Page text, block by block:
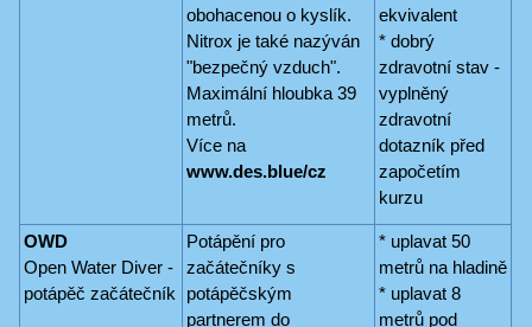
obohacenou o kyslík.
Nitrox je také nazýván
"bezpečný vzduch".
Maximální hloubka 39
metrů.
Více na
www.des.blue/cz
ekvivalent
* dobrý
zdravotní stav -
vyplněný
zdravotní
dotazník před
započetím
kurzu
OWD
Open Water Diver -
potápěč začátečník
Potápění pro
začátečníky s
potápěčským
partnerem do
* uplavat 50
metrů na hladině
* uplavat 8
metrů pod